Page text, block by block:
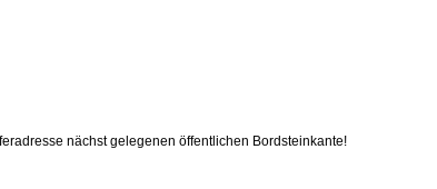
nächst gelegenen öffentlichen Bordsteinkante!